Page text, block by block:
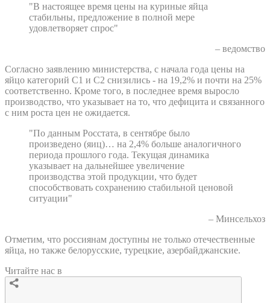
"В настоящее время цены на куриные яйца
стабильны, предложение в полной мере
удовлетворяет спрос"
– ведомство
Согласно заявлению министерства, с начала года цены на
яйцо категорий С1 и С2 снизились - на 19,2% и почти на 25%
соответственно. Кроме того, в последнее время выросло
производство, что указывает на то, что дефицита и связанного
с ним роста цен не ожидается.
"По данным Росстата, в сентябре было
произведено (яиц)… на 2,4% больше аналогичного
периода прошлого года. Текущая динамика
указывает на дальнейшее увеличение
производства этой продукции, что будет
способствовать сохранению стабильной ценовой
ситуации"
– Минсельхоз
Отметим, что россиянам доступны не только отечественные
яйца, но также белорусские, турецкие, азербайджанские.
Читайте нас в